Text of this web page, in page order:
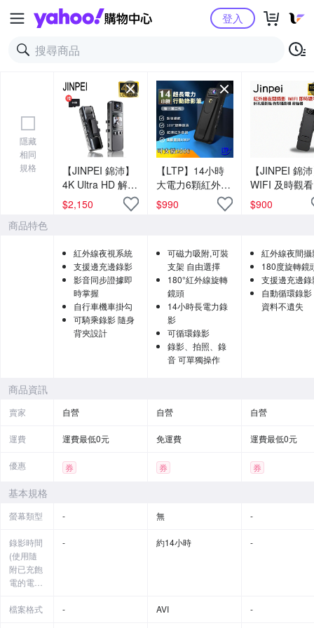
Yahoo購物中心登入
隱藏
相同
規格
【JINPEI 錦沛】
4K Ultra HD 解析
度、紅外線夜
視、微型攝影機
(贈64GB) JS-
06B-2
$2,150
【LTP】14小時
大電力6顆紅外線
夜視微型密錄器
攝影機 針孔 (可
$990
【JINPEI 錦
WIFI 及時觀
紅外線夜間攝
影、360度旋
器JS-05B-2
$900
商品特色
紅外線夜視系統
支援邊充邊錄影
影音同步證據即
時掌握
自行車機車掛勾
可騎乘錄影 隨身
背夾設計
可磁力吸附,可裝
支架 自由選擇
180°紅外線旋轉
鏡頭
14小時長電力錄
影
可循環錄影
錄影、拍照、錄
音 可單獨操作
紅外線夜間攝
180度旋轉鏡
支援邊充邊錄
自動循環錄影
資料不遺失
商品資訊
賣家 自營 自營 自營
運費 運費最低0元 免運費 運費最低0元
優惠 券 券 券
基本規格
螢幕類型 - 無 -
錄影時間
(使用隨
附已充飽
電的電
- 約14小時 -
檔案格式 - AVI -